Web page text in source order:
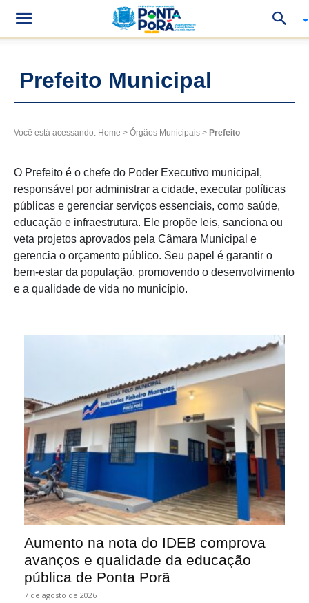
Prefeito Municipal
Você está acessando: Home > Órgãos Municipais > Prefeito
O Prefeito é o chefe do Poder Executivo municipal,
responsável por administrar a cidade, executar políticas
públicas e gerenciar serviços essenciais, como saúde,
educação e infraestrutura. Ele propõe leis, sanciona ou
veta projetos aprovados pela Câmara Municipal e
gerencia o orçamento público. Seu papel é garantir o
bem-estar da população, promovendo o desenvolvimento
e a qualidade de vida no município.
Aumento na nota do IDEB comprova
avanços e qualidade da educação
pública de Ponta Porã
7 de agosto de 2026